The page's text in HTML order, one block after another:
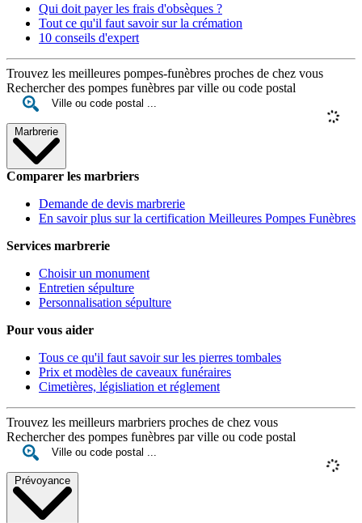
Qui doit payer les frais d'obsèques ?
Tout ce qu'il faut savoir sur la crémation
10 conseils d'expert
Trouvez les meilleures pompes-funèbres proches de chez vous
Rechercher des pompes funèbres par ville ou code postal
Marbrerie
Comparer les marbriers
Demande de devis marbrerie
En savoir plus sur la certification Meilleures Pompes Funèbres
Services marbrerie
Choisir un monument
Entretien sépulture
Personnalisation sépulture
Pour vous aider
Tous ce qu'il faut savoir sur les pierres tombales
Prix et modèles de caveaux funéraires
Cimetières, législiation et réglement
Trouvez les meilleurs marbriers proches de chez vous
Rechercher des pompes funèbres par ville ou code postal
Prévoyance